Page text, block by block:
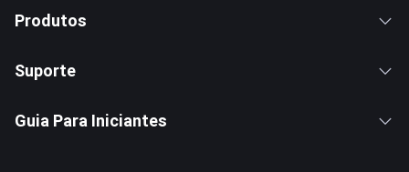
Produtos
Suporte
Guia Para Iniciantes